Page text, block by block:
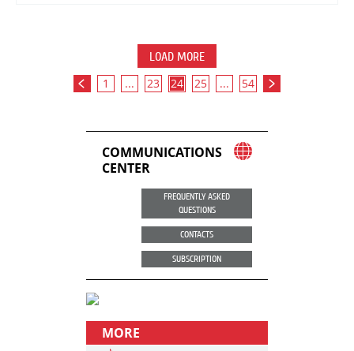
LOAD MORE
1 ... 23 24 25 ... 54
COMMUNICATIONS
CENTER
FREQUENTLY ASKED
QUESTIONS
CONTACTS
SUBSCRIPTION
MORE